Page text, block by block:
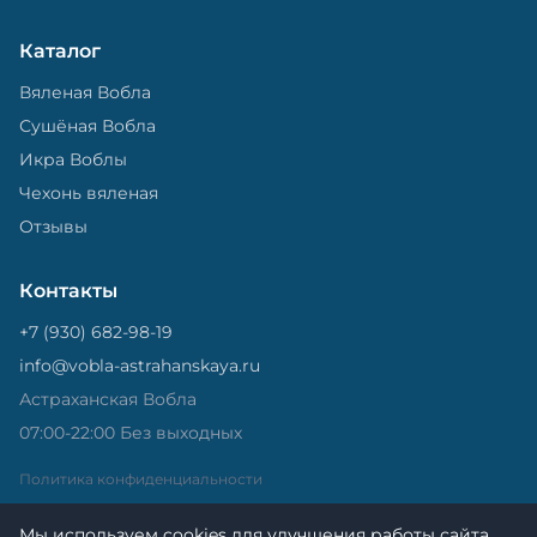
Каталог
Вяленая Вобла
Сушёная Вобла
Икра Воблы
Чехонь вяленая
Отзывы
Контакты
+7 (930) 682-98-19
info@vobla-astrahanskaya.ru
Астраханская Вобла
07:00-22:00 Без выходных
Политика конфиденциальности